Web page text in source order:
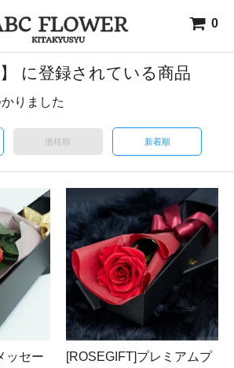
0
に登録されている商品
りました
価格順 新着順
ッセー
[ROSEGIFT]プレミアムプ